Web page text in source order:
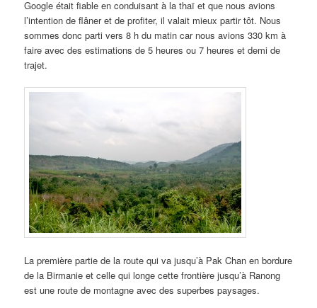
Google était fiable en conduisant à la thaï et que nous avions
l’intention de flâner et de profiter, il valait mieux partir tôt. Nous
sommes donc parti vers 8 h du matin car nous avions 330 km à
faire avec des estimations de 5 heures ou 7 heures et demi de
trajet.
La première partie de la route qui va jusqu’à Pak Chan en bordure
de la Birmanie et celle qui longe cette frontière jusqu’à Ranong
est une route de montagne avec des superbes paysages.